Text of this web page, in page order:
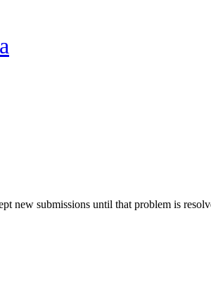
new submissions until that problem is